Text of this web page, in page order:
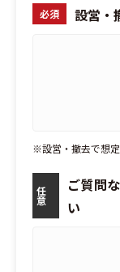
必須 設営・
※設営・撤去で想
任
意
ご質問
い